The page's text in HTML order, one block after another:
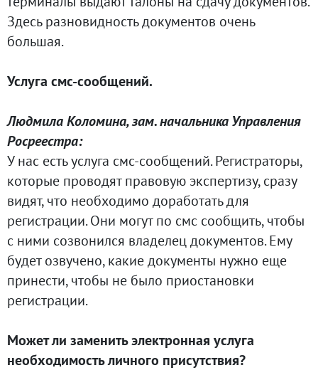
Здесь разновидность документов очень
большая.
Услуга смс-сообщений.
Людмила Коломина, зам. начальника Управления
Росреестра:
У нас есть услуга смс-сообщений. Регистраторы,
которые проводят правовую экспертизу, сразу
видят, что необходимо доработать для
регистрации. Они могут по смс сообщить, чтобы
с ними созвонился владелец документов. Ему
будет озвучено, какие документы нужно еще
принести, чтобы не было приостановки
регистрации.
Может ли заменить электронная услуга
необходимость личного присутствия?